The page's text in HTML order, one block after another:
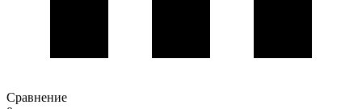
Сравнение